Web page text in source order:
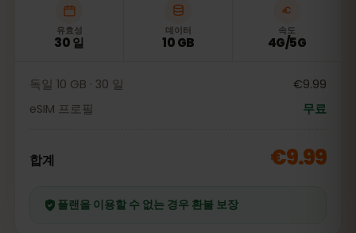
유효성
30 일
데이터
10 GB
속도
4G/5G
독일 10 GB · 30 일
€9.99
eSIM 프로필
무료
합계 €9.99
플랜을 이용할 수 없는 경우 환불 보장